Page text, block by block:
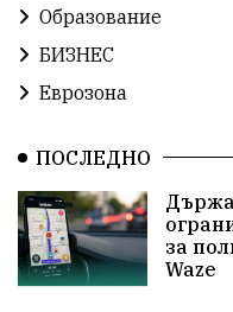
Хасково
Надежда
ПетърПетров
Образование
БИЗНЕС
Еврозона
ПОСЛЕДНО
за
Waze